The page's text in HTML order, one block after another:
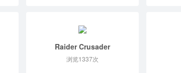
Raider Crusader
浏览1337次